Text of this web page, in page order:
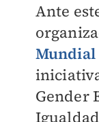
Ante
Mundial
Gender